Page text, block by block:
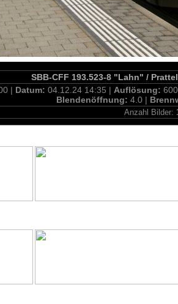
SBB-CFF 193.523-8 "Lahn" /
| Datum: 04.12.24 14:35 | Auflösung:
Blendenöffnung: 4.0 |
Anzahl Bilder: